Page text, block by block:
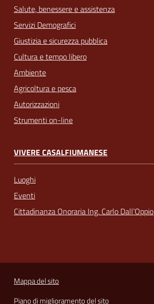
Salute, benessere e assistenza
Servizi Demografici
Giustizia e sicurezza pubblica
Cultura e tempo libero
Ambiente
Agricoltura e pesca
Autorizzazioni
Strumenti on-line
VIVERE CASALFIUMANESE
Luoghi
Eventi
Cittadinanza Onoraria Ing. Carlo Dall’Oppio
Mappa del sito
Piano di miglioramento del sito